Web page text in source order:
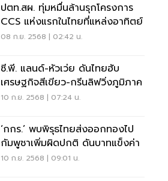
ปตท.สผ. ทุ่มหมื่นล้านรุกโครงการ
CCS แห่งแรกในไทยที่แหล่งอาทิตย์
08 ก.ย. 2568 | 02:42 น.
ซี.พี. แลนด์-หัวเว่ย ดันไทยฮับ
เศรษฐกิจสีเขียว-กรีนลิฟวิ่งภูมิภาค
10 ก.ย. 2568 | 07:24 น.
‘กกร.’ พบพิรุธไทยส่งออกทองไป
กัมพูชาเพิ่มผิดปกติ ดันบาทแข็งค่า
10 ก.ย. 2568 | 09:01 น.